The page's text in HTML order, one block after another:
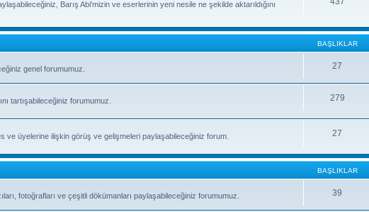
Barış Abi'mizin ve eserlerinin yeni nesile ne şekilde aktarıldığını
BAŞLIKLAR
genel forumumuz.
27
tartışabileceğiniz forumumuz.
279
ve üyelerine ilişkin görüş ve gelişmeleri paylaşabileceğiniz forum.
27
BAŞLIKLAR
fotoğrafları ve çeşitli dökümanları paylaşabileceğiniz forumumuz.
39